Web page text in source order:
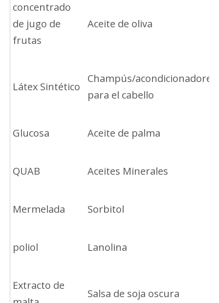
concentrado
de jugo de
frutas
Aceite de oliva
Látex Sintético
Champús/acondicionadores
para el cabello
Glucosa Aceite de palma
QUAB Aceites Minerales
Mermelada Sorbitol
poliol Lanolina
Extracto de
Salsa de soja oscura